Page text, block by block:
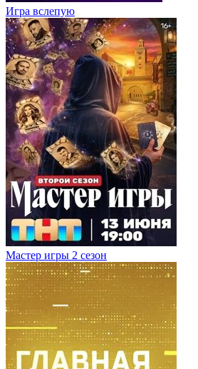
Игра вслепую
Мастер игры 2 сезон